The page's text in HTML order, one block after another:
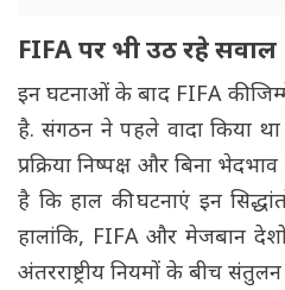
FIFA पर भी उठ रहे सवाल
इन घटनाओं के बाद FIFA की
है. संगठन ने पहले वादा किया था
प्रक्रिया निष्पक्ष और बिना
है कि हाल की घटनाएं इन
हालांकि, FIFA और मेजबान
अंतरराष्ट्रीय नियमों के बीच